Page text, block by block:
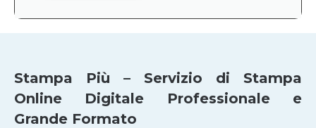
Stampa Più – Servizio di Stampa
Online Digitale Professionale e
Grande Formato